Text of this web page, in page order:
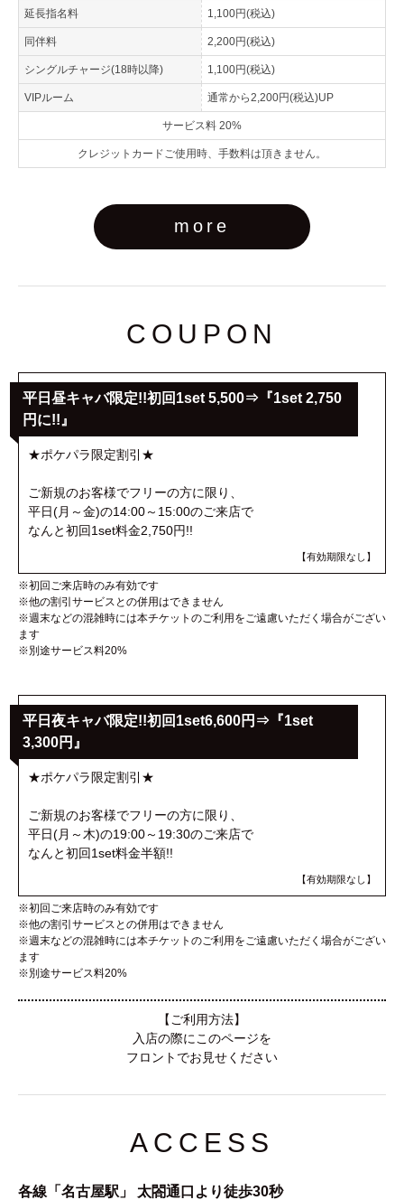
延長指名料 1,100円(税込)
同伴料 2,200円(税込)
シングルチャージ(18時以降) 1,100円(税込)
VIPルーム 通常から2,200円(税込)UP
サービス料 20%
クレジットカードご使用時、手数料は頂きません。
more
COUPON
平日昼キャバ限定!!初回1set 5,500⇒『1set 2,750
円に!!』
★ポケパラ限定割引★
ご新規のお客様でフリーの方に限り、
平日(月～金)の14:00～15:00のご来店で
なんと初回1set料金2,750円!!
【有効期限なし】
※初回ご来店時のみ有効です
※他の割引サービスとの併用はできません
※週末などの混雑時には本チケットのご利用をご遠慮いただく場合がござい
ます
※別途サービス料20%
平日夜キャバ限定!!初回1set6,600円⇒『1set
3,300円』
★ポケパラ限定割引★
ご新規のお客様でフリーの方に限り、
平日(月～木)の19:00～19:30のご来店で
なんと初回1set料金半額!!
【有効期限なし】
※初回ご来店時のみ有効です
※他の割引サービスとの併用はできません
※週末などの混雑時には本チケットのご利用をご遠慮いただく場合がござい
ます
※別途サービス料20%
【ご利用方法】
入店の際にこのページを
フロントでお見せください
ACCESS
各線「名古屋駅」 太閤通口より徒歩30秒